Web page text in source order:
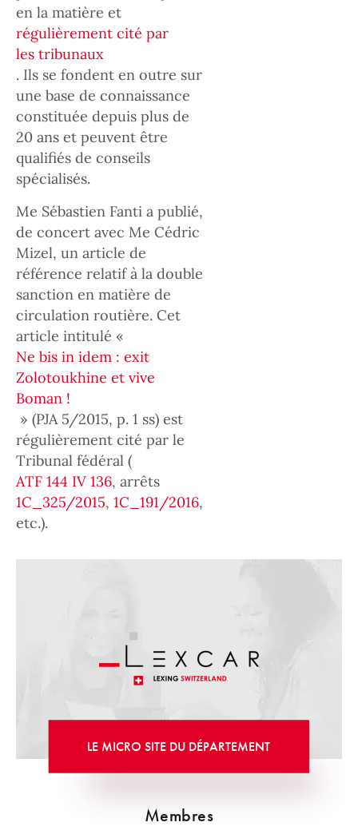
en la matière et
régulièrement cité par
les tribunaux
. Ils se fondent en outre sur
une base de connaissance
constituée depuis plus de
20 ans et peuvent être
qualifiés de conseils
spécialisés.
Me Sébastien Fanti a publié,
de concert avec Me Cédric
Mizel, un article de
référence relatif à la double
sanction en matière de
circulation routière. Cet
article intitulé «
Ne bis in idem : exit
Zolotoukhine et vive
Boman !
» (PJA 5/2015, p. 1 ss) est
régulièrement cité par le
Tribunal fédéral (
ATF 144 IV 136, arrêts
1C_325/2015, 1C_191/2016,
etc.).
LE MICRO SITE DU DÉPARTEMENT
Membres